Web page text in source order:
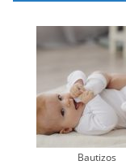
Bautizos